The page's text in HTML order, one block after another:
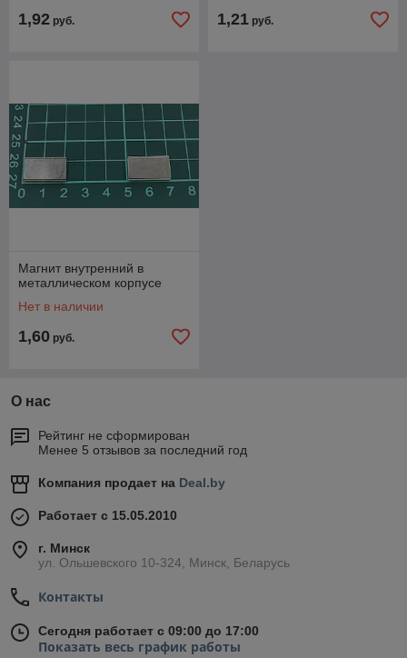
1,92 руб. 1,21 руб.
Магнит внутренний в
металлическом корпусе
Нет в наличии
1,60 руб.
О нас
Рейтинг не сформирован
Менее 5 отзывов за последний год
Компания продает на Deal.by
Работает с 15.05.2010
г. Минск
ул. Ольшевского 10-324, Минск, Беларусь
Контакты
Сегодня работает с 09:00 до 17:00
Показать весь график работы